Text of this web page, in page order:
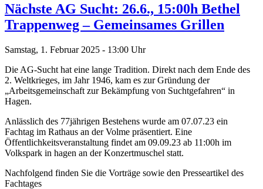
Nächste AG Sucht: 26.6., 15:00h Bethel
Trappenweg – Gemeinsames Grillen
Samstag, 1. Februar 2025 - 13:00 Uhr
Die AG-Sucht hat eine lange Tradition. Direkt nach dem Ende des
2. Weltkrieges, im Jahr 1946, kam es zur Gründung der
„Arbeitsgemeinschaft zur Bekämpfung von Suchtgefahren“ in
Hagen.
Anlässlich des 77jährigen Bestehens wurde am 07.07.23 ein
Fachtag im Rathaus an der Volme präsentiert. Eine
Öffentlichkeitsveranstaltung findet am 09.09.23 ab 11:00h im
Volkspark in hagen an der Konzertmuschel statt.
Nachfolgend finden Sie die Vorträge sowie den Presseartikel des
Fachtages